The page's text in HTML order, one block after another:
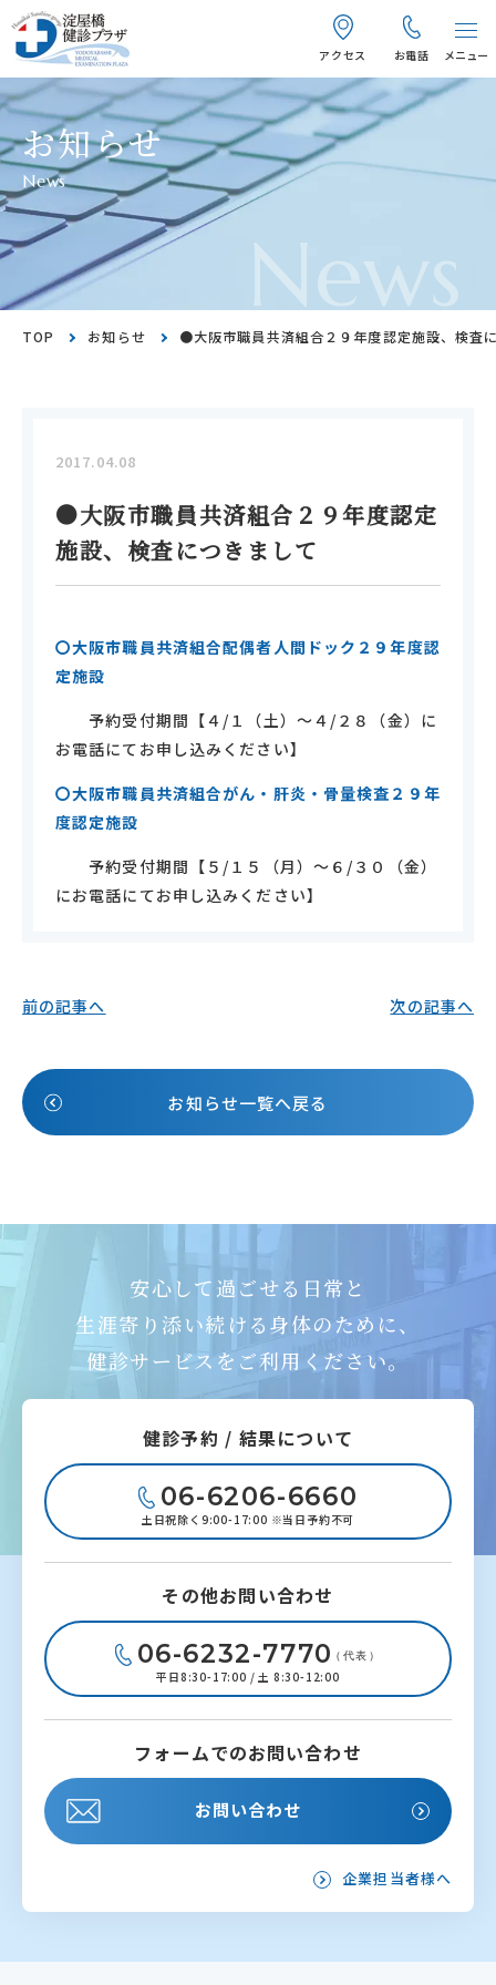
アクセス お電話 メニュー
お知らせ
News
News
TOP お知らせ ●大阪市職員共済組合２９年度認定施設、検査
2017.04.08
●大阪市職員共済組合２９年度認定
施設、検査につきまして
〇大阪市職員共済組合配偶者人間ドック２９年度認
定施設
予約受付期間【４ / １（土）～４ / ２８（金）に
お電話にてお申し込みください】
〇大阪市職員共済組合がん・肝炎・骨量検査２９年
度認定施設
予約受付期間【５ / １５（月）～６ / ３０（金）
にお電話にてお申し込みください】
前の記事へ 次の記事へ
お知らせ一覧へ戻る
安心して過ごせる日常と
生涯寄り添い続ける身体のために、
健診サービスをご利用ください。
健診予約 / 結果について
06-6206-6660
土日祝除く9:00-17:00 ※当日予約不可
その他お問い合わせ
06-6232-7770（代表）
平日8:30-17:00 / 土 8:30-12:00
フォームでのお問い合わせ
お問い合わせ
企業担当者様へ